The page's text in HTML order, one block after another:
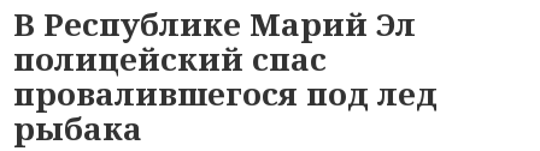
В Республике Марий Эл
полицейский спас
провалившегося под лед
рыбака